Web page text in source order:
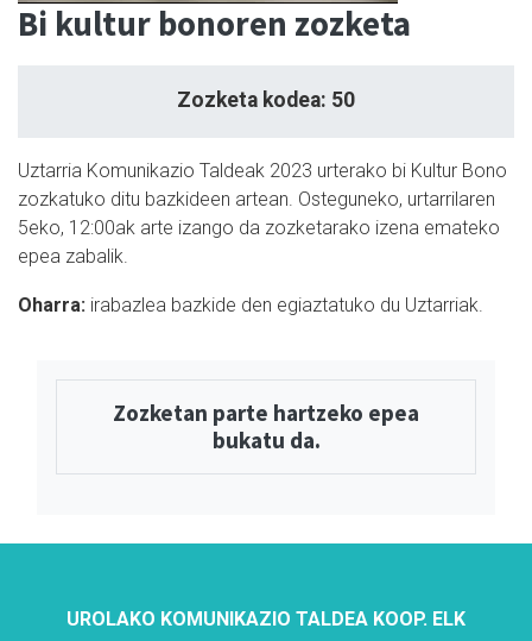
Bi kultur bonoren zozketa
Zozketa kodea: 50
Uztarria Komunikazio Taldeak 2023 urterako bi Kultur Bono
zozkatuko ditu bazkideen artean. Osteguneko, urtarrilaren
5eko, 12:00ak arte izango da zozketarako izena emateko
epea zabalik.
Oharra: irabazlea bazkide den egiaztatuko du Uztarriak.
Zozketan parte hartzeko epea
bukatu da.
UROLAKO KOMUNIKAZIO TALDEA KOOP. ELK